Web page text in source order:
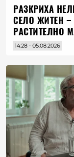
РАЗКРИХА
СЕЛО ЖИТЕН
РАСТИТЕЛНО
VIRGIN ЗЕХТИН
14:28 - 05.08.2026